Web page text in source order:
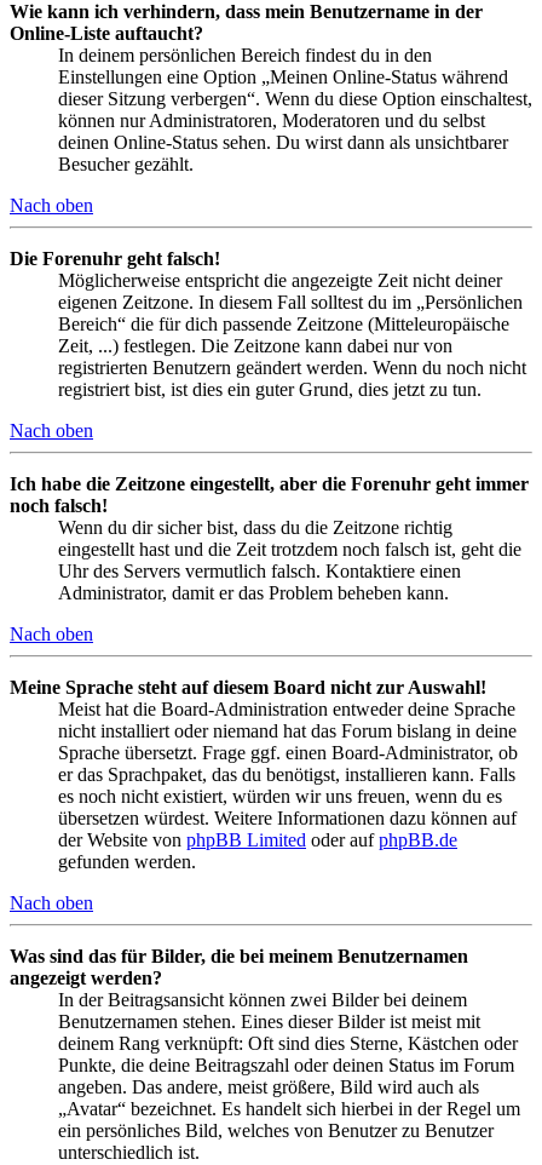
Wie kann ich verhindern, dass mein Benutzername in der
Online-Liste auftaucht?
In deinem persönlichen Bereich findest du in den
Einstellungen eine Option „Meinen Online-Status während
dieser Sitzung verbergen“. Wenn du diese Option einschaltest,
können nur Administratoren, Moderatoren und du selbst
deinen Online-Status sehen. Du wirst dann als unsichtbarer
Besucher gezählt.
Nach oben
Die Forenuhr geht falsch!
Möglicherweise entspricht die angezeigte Zeit nicht deiner
eigenen Zeitzone. In diesem Fall solltest du im „Persönlichen
Bereich“ die für dich passende Zeitzone (Mitteleuropäische
Zeit, ...) festlegen. Die Zeitzone kann dabei nur von
registrierten Benutzern geändert werden. Wenn du noch nicht
registriert bist, ist dies ein guter Grund, dies jetzt zu tun.
Nach oben
Ich habe die Zeitzone eingestellt, aber die Forenuhr geht immer
noch falsch!
Wenn du dir sicher bist, dass du die Zeitzone richtig
eingestellt hast und die Zeit trotzdem noch falsch ist, geht die
Uhr des Servers vermutlich falsch. Kontaktiere einen
Administrator, damit er das Problem beheben kann.
Nach oben
Meine Sprache steht auf diesem Board nicht zur Auswahl!
Meist hat die Board-Administration entweder deine Sprache
nicht installiert oder niemand hat das Forum bislang in deine
Sprache übersetzt. Frage ggf. einen Board-Administrator, ob
er das Sprachpaket, das du benötigst, installieren kann. Falls
es noch nicht existiert, würden wir uns freuen, wenn du es
übersetzen würdest. Weitere Informationen dazu können auf
der Website von phpBB Limited oder aufphpBB.de
gefunden werden.
Nach oben
Was sind das für Bilder, die bei meinem Benutzernamen
angezeigt werden?
In der Beitragsansicht können zwei Bilder bei deinem
Benutzernamen stehen. Eines dieser Bilder ist meist mit
deinem Rang verknüpft: Oft sind dies Sterne, Kästchen oder
Punkte, die deine Beitragszahl oder deinen Status im Forum
angeben. Das andere, meist größere, Bild wird auch als
„Avatar“ bezeichnet. Es handelt sich hierbei in der Regel um
ein persönliches Bild, welches von Benutzer zu Benutzer
unterschiedlich ist.